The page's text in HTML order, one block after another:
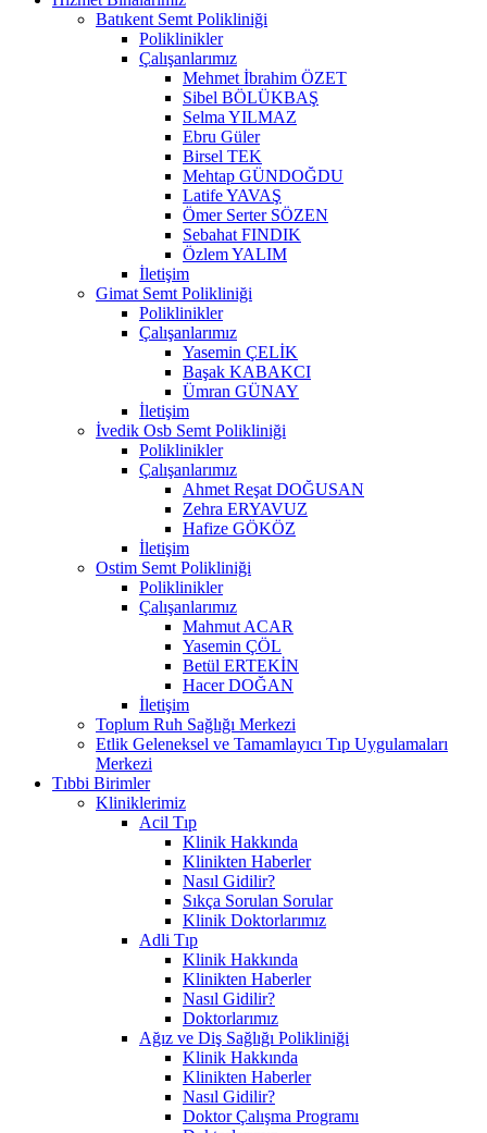
Batıkent Semt Polikliniği
Poliklinikler
Çalışanlarımız
Mehmet İbrahim ÖZET
Sibel BÖLÜKBAŞ
Selma YILMAZ
Ebru Güler
Birsel TEK
Mehtap GÜNDOĞDU
Latife YAVAŞ
Ömer Serter SÖZEN
Sebahat FINDIK
Özlem YALIM
İletişim
Gimat Semt Polikliniği
Poliklinikler
Çalışanlarımız
Yasemin ÇELİK
Başak KABAKCI
Ümran GÜNAY
İletişim
İvedik Osb Semt Polikliniği
Poliklinikler
Çalışanlarımız
Ahmet Reşat DOĞUSAN
Zehra ERYAVUZ
Hafize GÖKÖZ
İletişim
Ostim Semt Polikliniği
Poliklinikler
Çalışanlarımız
Mahmut ACAR
Yasemin ÇÖL
Betül ERTEKİN
Hacer DOĞAN
İletişim
Toplum Ruh Sağlığı Merkezi
Etlik Geleneksel ve Tamamlayıcı Tıp Uygulamaları
Merkezi
Tıbbi Birimler
Kliniklerimiz
Acil Tıp
Klinik Hakkında
Klinikten Haberler
Nasıl Gidilir?
Sıkça Sorulan Sorular
Klinik Doktorlarımız
Adli Tıp
Klinik Hakkında
Klinikten Haberler
Nasıl Gidilir?
Doktorlarımız
Ağız ve Diş Sağlığı Polikliniği
Klinik Hakkında
Klinikten Haberler
Nasıl Gidilir?
Doktor Çalışma Programı